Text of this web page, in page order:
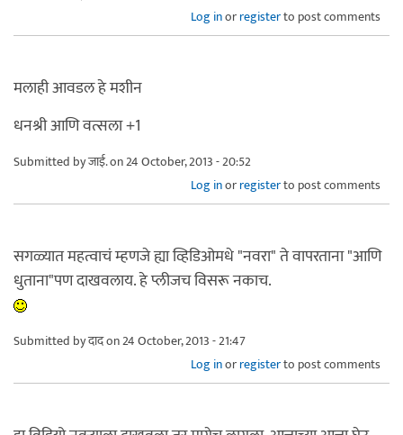
Log inorregisterto post comments
मलाही आवडल हे मशीन
धनश्री आणि वत्सला +1
Submitted byजाई.on 24 October, 2013 - 20:52
Log inorregisterto post comments
सगळ्यात महत्वाचं म्हणजे ह्या व्हिडिओमधे "नवरा" ते वापरताना "आणि
धुताना"पण दाखवलाय. हे प्लीजच विसरू नकाच.
Submitted byदादon 24 October, 2013 - 21:47
Log inorregisterto post comments